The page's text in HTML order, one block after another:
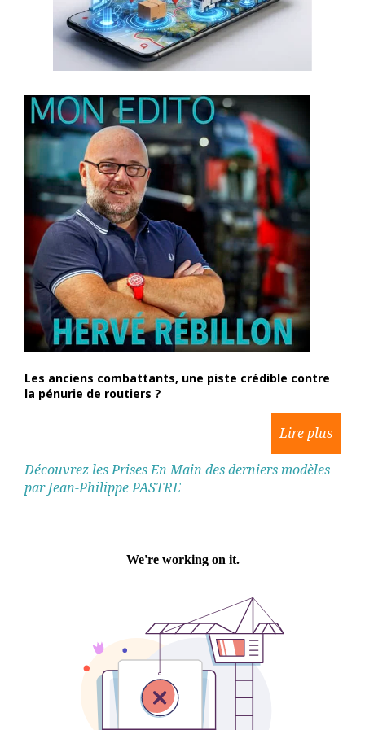
Les anciens combattants, une piste crédible contre
la pénurie de routiers ?
Découvrez les Prises En Main des derniers modèles
par Jean-Philippe PASTRE